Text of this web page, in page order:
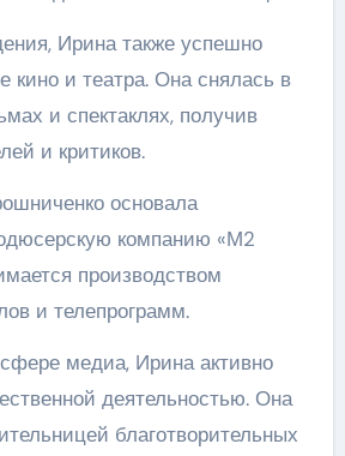
Ирина также успешно
кино и театра. Она снялась в
и спектаклях, получив
и критиков.
основала
компанию «М2
производством
и телепрограмм.
медиа, Ирина активно
деятельностью. Она
благотворительных